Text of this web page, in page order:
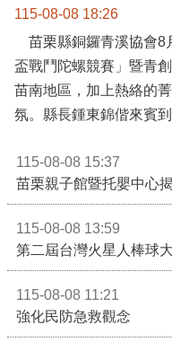
115-08-08 18:26
苗栗縣銅鑼青溪協會8
盃戰鬥陀螺競賽」暨青
苗南地區，加上熱絡的
115-08-08 15:37
115-08-08 13:59
115-08-08 11:21
強化民防急救觀念